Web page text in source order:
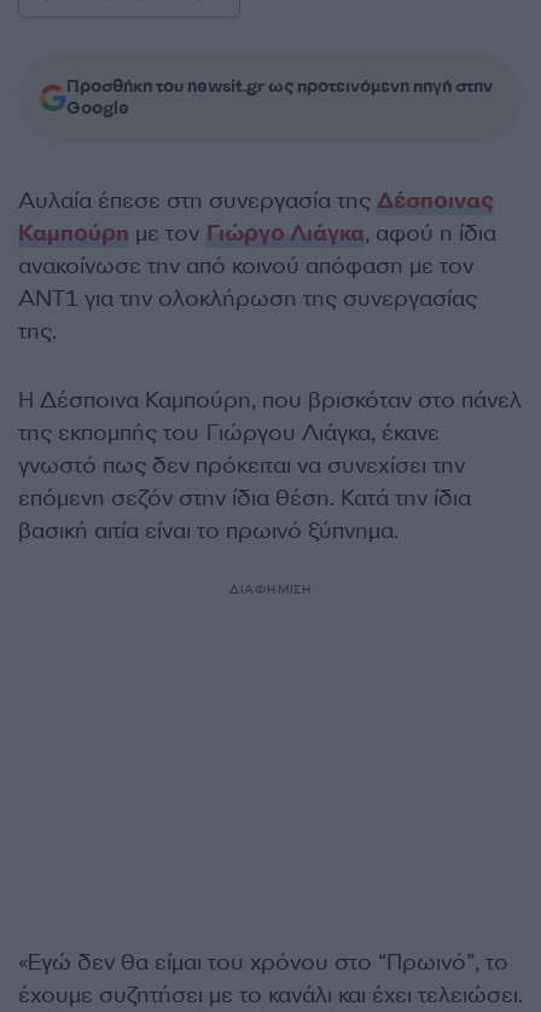
Προσθήκη του newsit.gr ως προτεινόμενη πηγή στην
Google
Αυλαία έπεσε στη συνεργασία της Δέσποινας
Καμπούρη με τον Γιώργο Λιάγκα, αφού η ίδια
ανακοίνωσε την από κοινού απόφαση με τον
ΑΝΤ1 για την ολοκλήρωση της συνεργασίας
της.
Η Δέσποινα Καμπούρη, που βρισκόταν στο πάνελ
της εκπομπής του Γιώργου Λιάγκα, έκανε
γνωστό πως δεν πρόκειται να συνεχίσει την
επόμενη σεζόν στην ίδια θέση. Κατά την ίδια
βασική αιτία είναι το πρωινό ξύπνημα.
ΔΙΑΦΗΜΙΣΗ
«Εγώ δεν θα είμαι του χρόνου στο “Πρωινό”, το
έχουμε συζητήσει με το κανάλι και έχει τελειώσει.